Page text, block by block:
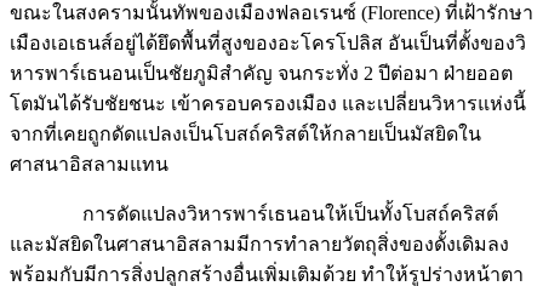
ขณะในสงครามนั้นทัพของเมืองฟลอเรนซ์ (Florence) ที่เฝ้ารักษา
เมืองเอเธนส์อยู่ได้ยึดพื้นที่สูงของอะโครโปลิส อันเป็นที่ตั้งของวิ
หารพาร์เธนอนเป็นชัยภูมิสำคัญ จนกระทั่ง 2 ปีต่อมา ฝ่ายออต
โตมันได้รับชัยชนะ เข้าครอบครองเมือง และเปลี่ยนวิหารแห่งนี้
จากที่เคยถูกดัดแปลงเป็นโบสถ์คริสต์ให้กลายเป็นมัสยิดใน
ศาสนาอิสลามแทน
การดัดแปลงวิหารพาร์เธนอนให้เป็นทั้งโบสถ์คริสต์
และมัสยิดในศาสนาอิสลามมีการทำลายวัตถุสิ่งของดั้งเดิมลง
พร้อมกับมีการสิ่งปลูกสร้างอื่นเพิ่มเติมด้วย ทำให้รูปร่างหน้าตา